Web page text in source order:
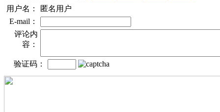
用户名：
匿名用户
E-mail：
评论内
容：
验证码：